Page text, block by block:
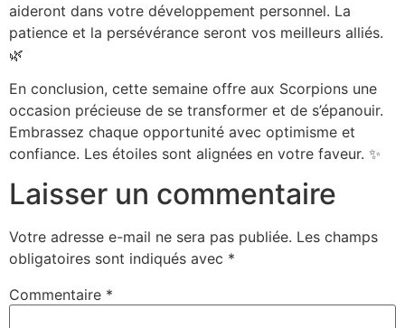
aideront dans votre développement personnel. La
patience et la persévérance seront vos meilleurs alliés.
🌿
En conclusion, cette semaine offre aux Scorpions une
occasion précieuse de se transformer et de s’épanouir.
Embrassez chaque opportunité avec optimisme et
confiance. Les étoiles sont alignées en votre faveur. ✨
Laisser un commentaire
Votre adresse e-mail ne sera pas publiée. Les champs
obligatoires sont indiqués avec *
Commentaire *